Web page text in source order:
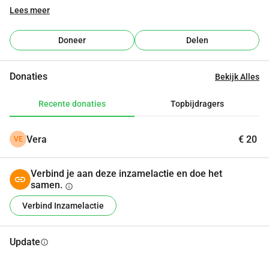
gezondere zee. Wil jij mij sponsoren en samen een verschil
In juli 2025 gaat Axelle - oprichtster van Turtlee Green - voor
6 maanden stage lopen in Kenia. Aan de prachtige kustlijn
bezoeken en samen met jullie steun kan helpen!
Lees meer
Doneer Delen
Donaties Bekijk Alles
Recente donaties Topbijdragers
VE Vera € 20
Verbind je aan deze inzamelactie en doe het
samen. info
Verbind Inzamelactie
Updateinfo